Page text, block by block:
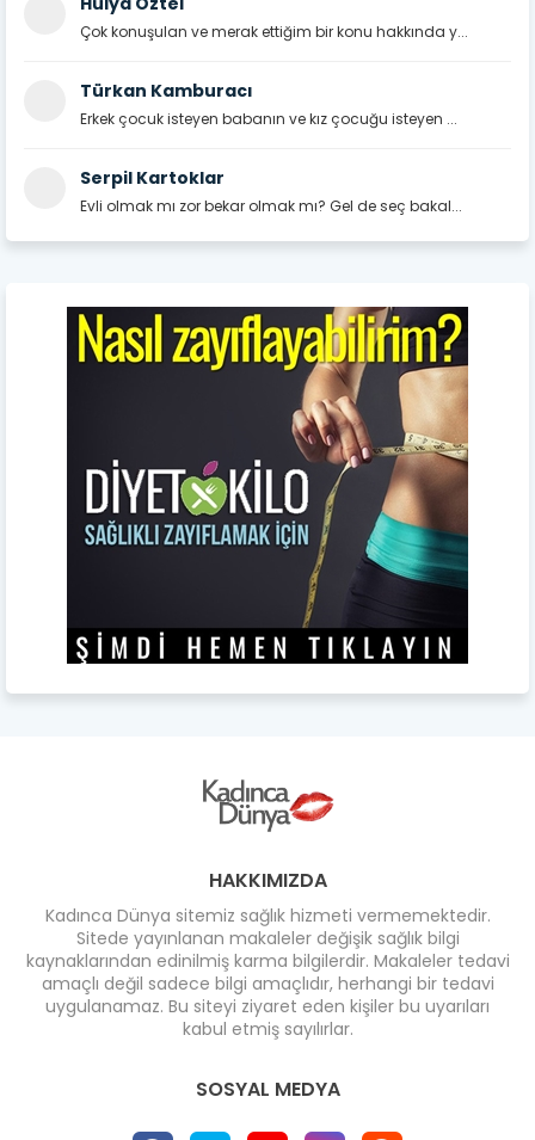
Çok konuşulan ve merak ettiğim bir konu hakkında y...
Türkan Kamburacı
Erkek çocuk isteyen babanın ve kız çocuğu isteyen ...
Serpil Kartoklar
Evli olmak mı zor bekar olmak mı? Gel de seç bakal...
HAKKIMIZDA
Kadınca Dünya sitemiz sağlık hizmeti vermemektedir.
Sitede yayınlanan makaleler değişik sağlık bilgi
kaynaklarından edinilmiş karma bilgilerdir. Makaleler tedavi
amaçlı değil sadece bilgi amaçlıdır, herhangi bir tedavi
uygulanamaz. Bu siteyi ziyaret eden kişiler bu uyarıları
kabul etmiş sayılırlar.
SOSYAL MEDYA